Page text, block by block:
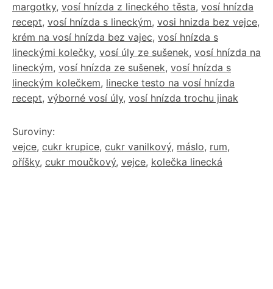
margotky, vosí hnízda z lineckého těsta, vosí hnízda
recept, vosí hnízda s lineckým, vosi hnizda bez vejce,
krém na vosí hnízda bez vajec, vosí hnízda s
lineckými kolečky, vosí úly ze sušenek, vosí hnízda na
lineckým, vosí hnízda ze sušenek, vosí hnízda s
lineckým kolečkem, linecke testo na vosí hnízda
recept, výborné vosí úly, vosí hnízda trochu jinak
Suroviny:
vejce, cukr krupice, cukr vanilkový, máslo, rum,
oříšky, cukr moučkový, vejce, kolečka linecká